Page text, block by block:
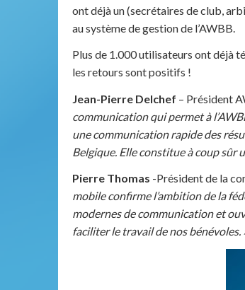
ont déjà un (secrétaires de club,
au système de gestion de l’AWBB.
Plus de 1.000 utilisateurs ont déjà
les retours sont positifs !
Jean-Pierre Delchef – Président
communication qui permet à
une communication rapide des
Belgique. Elle constitue à coup sûr
Pierre Thomas -Président de la
mobile confirme l’ambition de la
modernes de communication et
faciliter le travail de nos bénévoles.